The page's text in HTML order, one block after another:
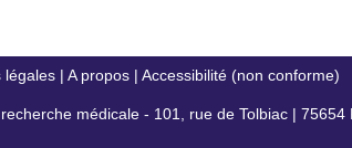
légales| A propos| Accessibilité (non conforme)
médicale - 101, rue de Tolbiac | 75654